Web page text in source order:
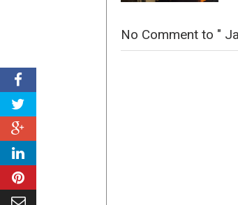
No Comment to "